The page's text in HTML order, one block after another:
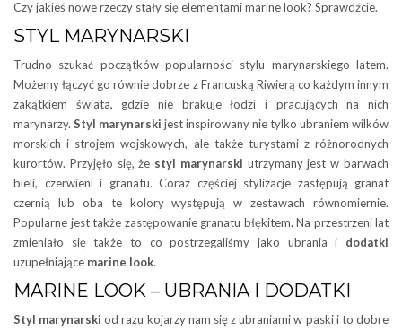
Czy jakieś nowe rzeczy stały się elementami marine look? Sprawdźcie.
STYL MARYNARSKI
Trudno szukać początków popularności stylu marynarskiego latem.
Możemy łączyć go równie dobrze z Francuską Riwierą co każdym innym
zakątkiem świata, gdzie nie brakuje łodzi i pracujących na nich
marynarzy. Styl marynarski jest inspirowany nie tylko ubraniem wilków
morskich i strojem wojskowych, ale także turystami z różnorodnych
kurortów. Przyjęło się, że styl marynarski utrzymany jest w barwach
bieli, czerwieni i granatu. Coraz częściej stylizacje zastępują granat
czernią lub oba te kolory występują w zestawach równomiernie.
Popularne jest także zastępowanie granatu błękitem. Na przestrzeni lat
zmieniało się także to co postrzegaliśmy jako ubrania i dodatki
uzupełniające marine look.
MARINE LOOK – UBRANIA I DODATKI
Styl marynarski od razu kojarzy nam się z ubraniami w paski i to dobre